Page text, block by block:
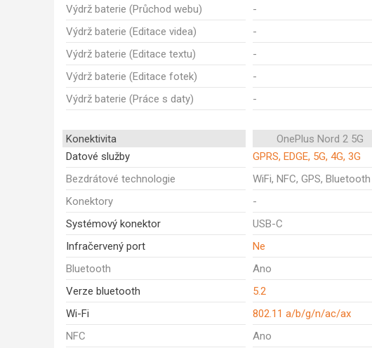
Výdrž baterie (Průchod webu)
-
Výdrž baterie (Editace videa)
-
Výdrž baterie (Editace textu)
-
Výdrž baterie (Editace fotek)
-
Výdrž baterie (Práce s daty)
-
Konektivita OnePlus Nord 2 5G
Datové služby
GPRS, EDGE, 5G, 4G, 3G
Bezdrátové technologie
WiFi, NFC, GPS, Bluetooth
Konektory
-
Systémový konektor
USB-C
Infračervený port
Ne
Bluetooth
Ano
Verze bluetooth
5.2
Wi-Fi
802.11 a/b/g/n/ac/ax
NFC
Ano